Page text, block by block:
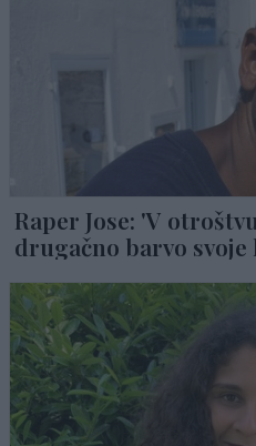
Raper Jose: 'V
drugačno barvo svoje